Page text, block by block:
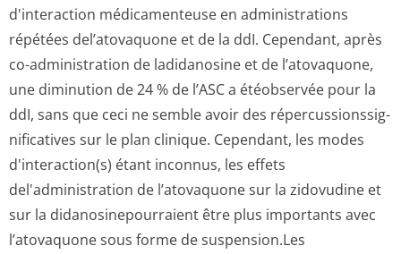
d'interaction médicamenteuse en administrations
répétées del’atovaquone et de la ddI. Cependant, après
co-administration de ladidanosine et de l’atovaquone,
une diminution de 24 % de l’ASC a étéobservée pour la
ddI, sans que ceci ne semble avoir des répercussionssig­
nificatives sur le plan clinique. Cependant, les modes
d'interaction(s) étant inconnus, les effets
del'administration de l’atovaquone sur la zidovudine et
sur la didanosinepou­rraient être plus importants avec
l’atovaquone sous forme de suspension.Les